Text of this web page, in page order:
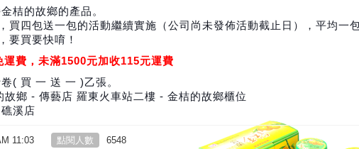
桔的故鄉的產品。
買四包送一包的活動繼續實施（公司尚未發佈活動截止日），平均一
要買要快唷！
運費，未滿1500元加收115元運費
( 買 一 送 一 )乙張。
故鄉 - 傳藝店 羅東火車站二樓 - 金桔的故鄉櫃位
溪店
11:03 點閱人數 6548